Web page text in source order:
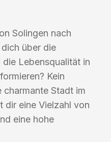
Solingen nach
über die
Lebensqualität in
Kein
charmante Stadt im
dir eine Vielzahl von
eine hohe